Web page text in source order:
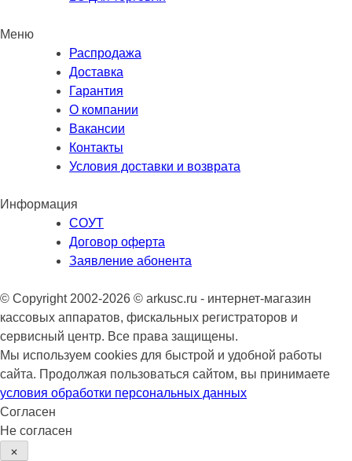
Меню
Распродажа
Доставка
Гарантия
О компании
Вакансии
Контакты
Условия доставки и возврата
Информация
СОУТ
Договор оферта
Заявление абонента
© Copyright 2002-2026 © arkusc.ru - интернет-магазин
кассовых аппаратов, фискальных регистраторов и
сервисный центр. Все права защищены.
Мы используем cookies для быстрой и удобной работы
сайта. Продолжая пользоваться сайтом, вы принимаете
условия обработки персональных данных
Согласен
Не согласен
✕